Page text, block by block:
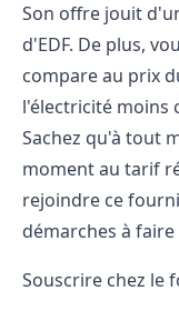
Son offre jouit
d'EDF. De plus,
compare au prix
l'électricité moins
Sachez qu'à tout
moment au tarif
rejoindre ce
démarches à faire
Souscrire chez le